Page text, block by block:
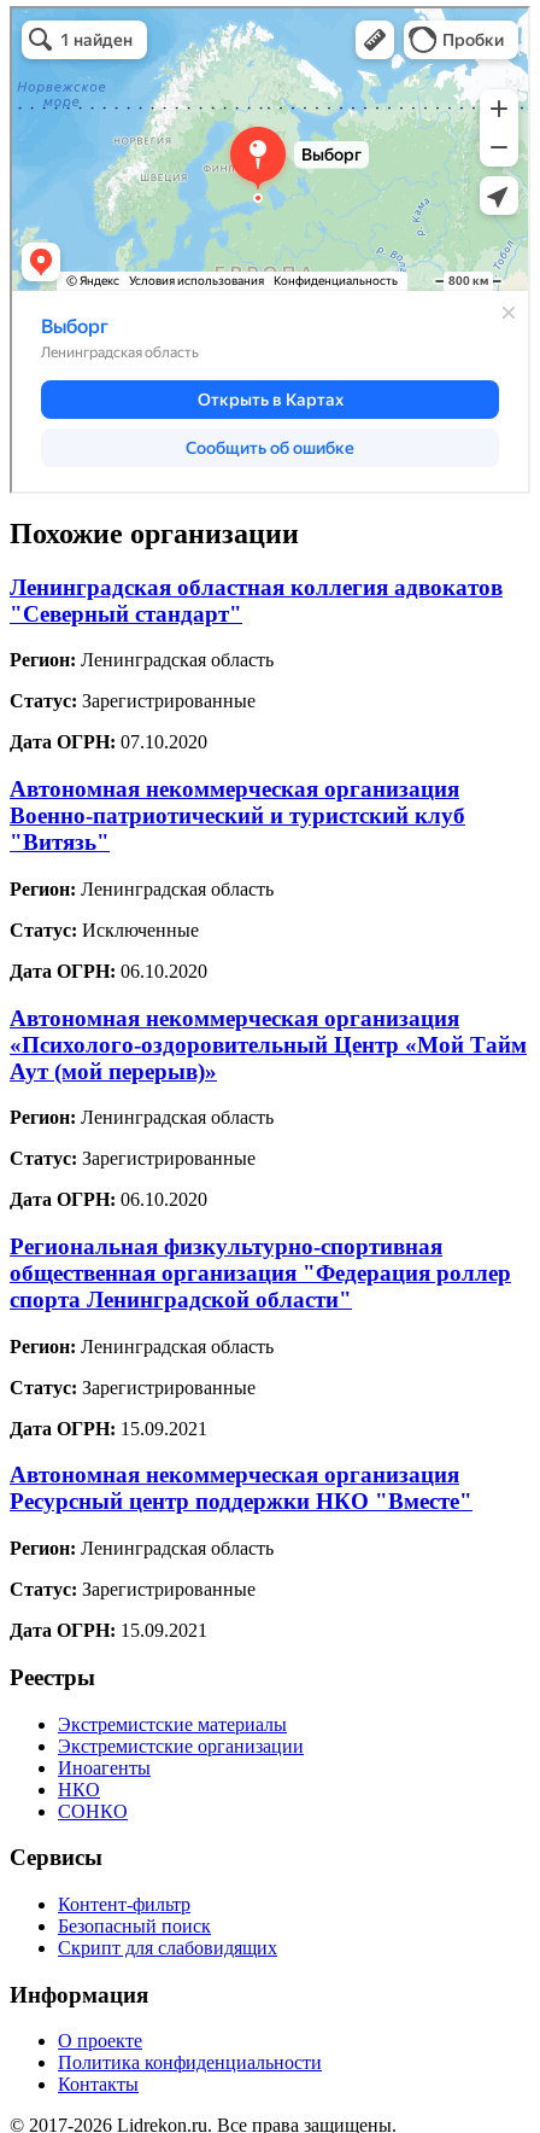
Похожие организации
Ленинградская областная коллегия адвокатов
"Северный стандарт"
Регион: Ленинградская область
Статус: Зарегистрированные
Дата ОГРН: 07.10.2020
Автономная некоммерческая организация
Военно-патриотический и туристский клуб
"Витязь"
Регион: Ленинградская область
Статус: Исключенные
Дата ОГРН: 06.10.2020
Автономная некоммерческая организация
«Психолого-оздоровительный Центр «Мой Тайм
Аут (мой перерыв)»
Регион: Ленинградская область
Статус: Зарегистрированные
Дата ОГРН: 06.10.2020
Региональная физкультурно-спортивная
общественная организация "Федерация роллер
спорта Ленинградской области"
Регион: Ленинградская область
Статус: Зарегистрированные
Дата ОГРН: 15.09.2021
Автономная некоммерческая организация
Ресурсный центр поддержки НКО "Вместе"
Регион: Ленинградская область
Статус: Зарегистрированные
Дата ОГРН: 15.09.2021
Реестры
Экстремистские материалы
Экстремистские организации
Иноагенты
НКО
СОНКО
Сервисы
Контент-фильтр
Безопасный поиск
Скрипт для слабовидящих
Информация
О проекте
Политика конфиденциальности
Контакты
© 2017-2026 Lidrekon.ru. Все права защищены.